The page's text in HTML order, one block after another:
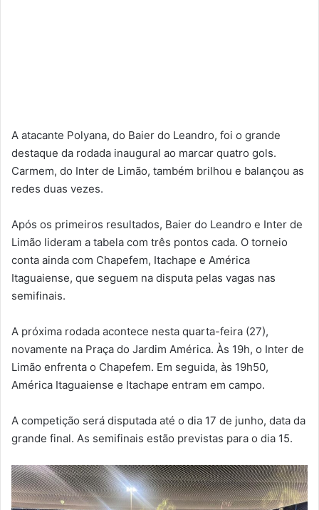
A atacante Polyana, do Baier do Leandro, foi o grande
destaque da rodada inaugural ao marcar quatro gols.
Carmem, do Inter de Limão, também brilhou e balançou as
redes duas vezes.
Após os primeiros resultados, Baier do Leandro e Inter de
Limão lideram a tabela com três pontos cada. O torneio
conta ainda com Chapefem, Itachape e América
Itaguaiense, que seguem na disputa pelas vagas nas
semifinais.
A próxima rodada acontece nesta quarta-feira (27),
novamente na Praça do Jardim América. Às 19h, o Inter de
Limão enfrenta o Chapefem. Em seguida, às 19h50,
América Itaguaiense e Itachape entram em campo.
A competição será disputada até o dia 17 de junho, data da
grande final. As semifinais estão previstas para o dia 15.